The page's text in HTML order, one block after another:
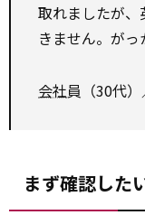
取れましたが
きません。がっ
会社員（30代
まず確認した